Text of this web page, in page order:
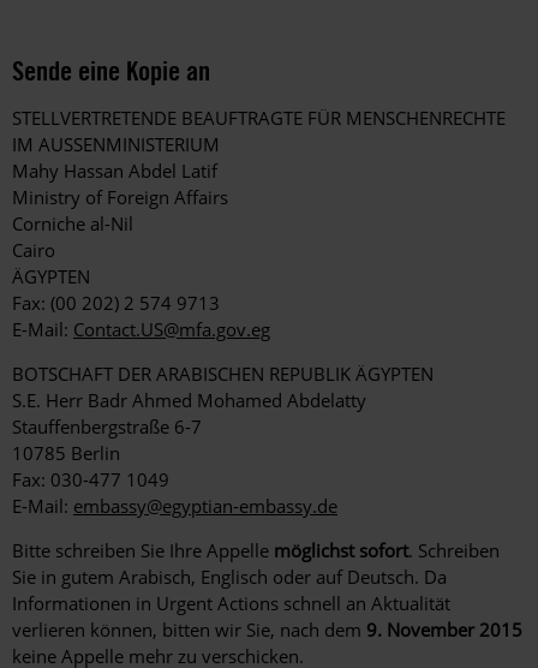
Sende eine Kopie an
STELLVERTRETENDE BEAUFTRAGTE FÜR MENSCHENRECHTE
IM AUSSENMINISTERIUM
Mahy Hassan Abdel Latif
Ministry of Foreign Affairs
Corniche al-Nil
Cairo
ÄGYPTEN
Fax: (00 202) 2 574 9713
E-Mail: Contact.US@mfa.gov.eg
BOTSCHAFT DER ARABISCHEN REPUBLIK ÄGYPTEN
S.E. Herr Badr Ahmed Mohamed Abdelatty
Stauffenbergstraße 6-7
10785 Berlin
Fax: 030-477 1049
E-Mail: embassy@egyptian-embassy.de
Bitte schreiben Sie Ihre Appelle möglichst sofort. Schreiben
Sie in gutem Arabisch, Englisch oder auf Deutsch. Da
Informationen in Urgent Actions schnell an Aktualität
verlieren können, bitten wir Sie, nach dem 9. November 2015
keine Appelle mehr zu verschicken.